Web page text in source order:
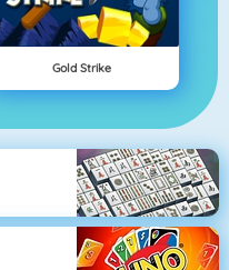
Gold Strike